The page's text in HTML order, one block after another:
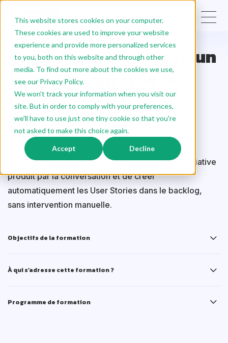
This website stores cookies on your computer.
These cookies are used to improve your website
experience and provide more personalized services
to you, both on this website and through other
media. To find out more about the cookies we use,
see our Privacy Policy.
We won't track your information when you visit our
site. But in order to comply with your preferences,
we'll have to use just one tiny cookie so that you're
not asked to make this choice again.
Accept Decline
Formation Construire un
agent PO qui crée ses
User Stories dans le
backlog
Construire un agent IA capable de cadrer une initiative
produit par la conversation et de créer
automatiquement les User Stories dans le backlog,
sans intervention manuelle.
Objectifs de la formation
À qui s’adresse cette formation ?
Programme de formation